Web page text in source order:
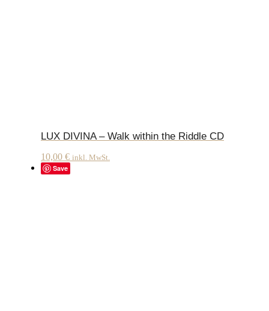
LUX DIVINA – Walk within the Riddle CD
10,00 € inkl. MwSt.
Save